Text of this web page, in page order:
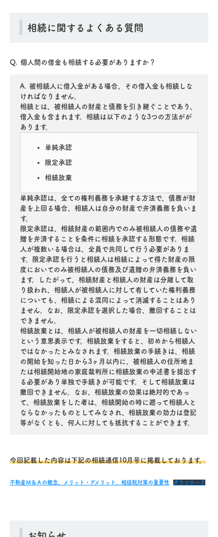
相続に関するよくある質問
個人間の借金も相続する必要がありますか？
被相続人に借入金がある場合、その借入金も相続しな
ければなりません。
相続とは、被相続人の財産と債務を引き継ぐことであり、
借入金も含まれます。相続は以下のような3つの方法がが
あります。
単純承認
限定承認
相続放棄
単純承認は、全ての権利義務を承継する方法で、債務が財
産を上回る場合、相続人は自分の財産で弁済義務を負いま
す。
限定承認は、相続財産の範囲内でのみ被相続人の債務や遺
贈を弁済することを条件に相続を承認する形態です。相続
人が複数いる場合は、全員で共同して行う必要がありま
す。限定承認を行うと相続人は相続によって得た財産の限
度においてのみ被相続人の債務及び遺贈の弁済義務を負い
ます。したがって、相続財産と相続人の財産は分離して取
り扱われ、相続人が被相続人に対して有していた権利義務
についても、相続による混同によって消滅することはあり
ません。なお、限定承認を選択した場合、撤回することは
できません。
相続放棄とは、相続人が被相続人の財産を一切相続しない
という意思表示です。相続放棄をすると、初めから相続人
ではなかったとみなされます。相続放棄の手続きは、相続
の開始を知った日から3ヶ月以内に、被相続人の住所地ま
たは相続開始地の家庭裁判所に相続放棄の申述書を提出す
る必要があり単独で手続きが可能です。そして相続放棄は
撤回できません。なお、相続放棄の効果は絶対的であっ
て、相続放棄をした者は、相続開始の時に遡って相続人と
ならなかったものとしてみなされ、相続放棄の効力は登記
等がなくとも、何人に対しても抵抗することができます。
今回記載した内容は下記の相続通信10月号に掲載しております。
不動産Ｍ＆Ａの概念、メリット・デメリット、相続税対策の重要性 ダウンロード